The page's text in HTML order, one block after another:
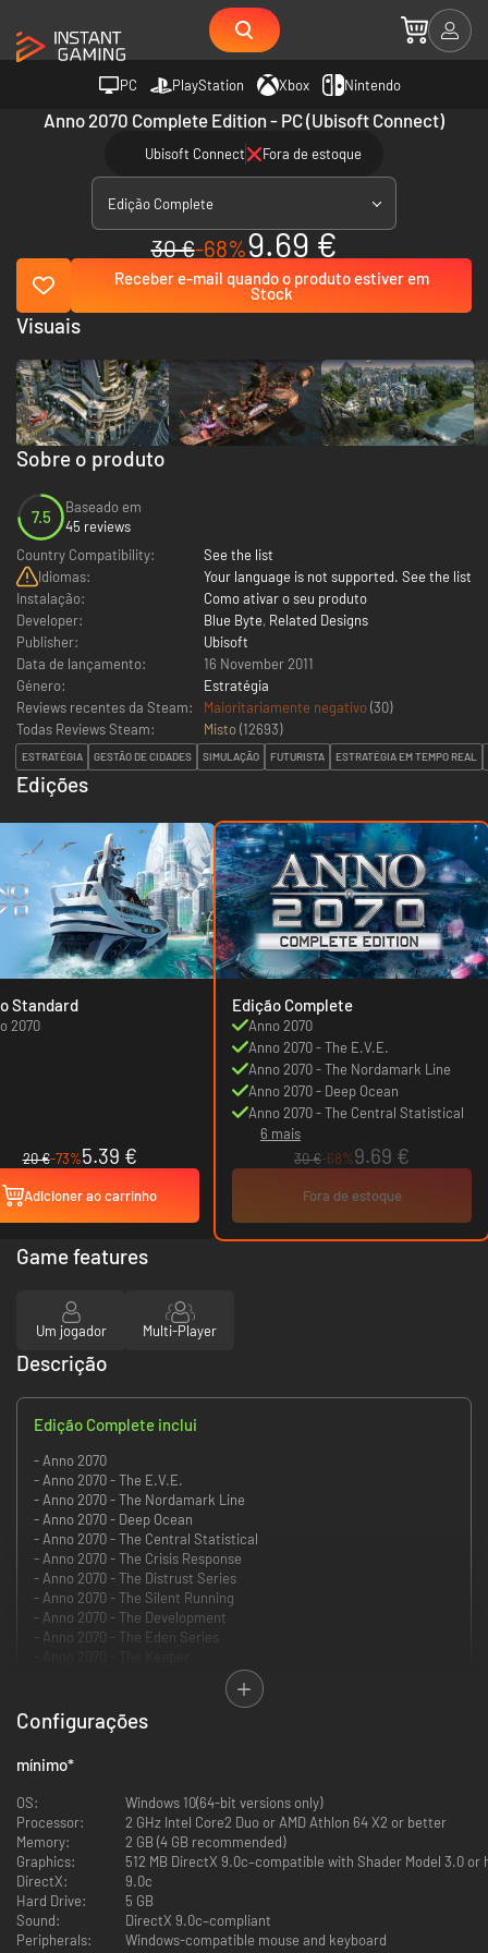
PC PlayStation Xbox Nintendo
Anno 2070 Complete Edition - PC (Ubisoft Connect)
Ubisoft Connect Fora de estoque
Edição Complete
30 €-68%9.69 €
Receber e-mail quando o produto estiver em
Stock
Sobre o produto
7.5
Baseado em
45 reviews
Country Compatibility:
See the list
Idiomas:
Your language is not supported. See the list
Instalação:
Como ativar o seu produto
Developer:
Blue Byte, Related Designs
Publisher:
Ubisoft
Data de lançamento:
16 November 2011
Género:
Estratégia
Reviews recentes da Steam:
Maioritariamente negativo(30)
Todas Reviews Steam:
Misto(12693)
ESTRATÉGIA GESTÃO DE CIDADES SIMULAÇÃO FUTURISTA ESTRATÉGIA EM TEMPO REAL
Edições
Standard
2070
20 €-73%5.39 €
Adicioner ao carrinho
Edição Complete
Anno 2070
Anno 2070 - The E.V.E.
Anno 2070 - The Nordamark Line
Anno 2070 - Deep Ocean
Anno 2070 - The Central Statistical
6 mais
30 €-68%9.69 €
Fora de estoque
Visuais
Game features
Um jogador Multi-Player
Descrição
Edição Complete inclui
- Anno 2070
- Anno 2070 - The E.V.E.
- Anno 2070 - The Nordamark Line
- Anno 2070 - Deep Ocean
- Anno 2070 - The Central Statistical
- Anno 2070 - The Crisis Response
- Anno 2070 - The Distrust Series
- Anno 2070 - The Silent Running
- Anno 2070 - The Development
- Anno 2070 - The Eden Series
. O nosso mundo mudou. O crescente nível do oceano prejudicou as
cidades costeiras e as mudanças climáticas tornaram vastas área de
terra inabitáveis.
oferece um novo mundo repleto de desafios, onde você deverá dominar
gerenciamento econômico da série Anno.
Construa a sua sociedade do futuro, colonize ilhas e crie megacidades
prósperas com os mais variados veículos, construções e recursos para
gerenciar. Projete cadeias de produção como fábricas de robôs,
refinarias de petróleo e minas de diamante e crie comércios com uma
variedade de mercadorias e recursos.
Configurações
mínimo*
OS:
Windows 10(64-bit versions only)
Processor:
2 GHz Intel Core2 Duo or AMD Athlon 64 X2 or better
Memory:
2 GB (4 GB recommended)
Graphics:
512 MB DirectX 9.0c–compatible with Shader Model 3.0 or
DirectX:
9.0c
Hard Drive:
5 GB
Sound:
DirectX 9.0c–compliant
Peripherals:
Windows-compatible mouse and keyboard